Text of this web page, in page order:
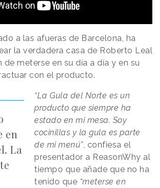
a las afueras de Barcelona, ha
la verdadera casa de Roberto Leal
de meterse en su día a día y en su
con el producto.
en
La
“La Gula del Norte es un
producto que siempre ha
estado en mi mesa. Soy
cocinillas y la gula es parte
de mi menú”, confiesa el
presentador a ReasonWhy al
tiempo que añade que no ha
tenido que “meterse en